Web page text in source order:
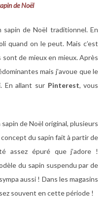
de Noël
de Noël traditionnel. En
quand on le peut. Mais c’est
de mieux en mieux. Après
mais j’avoue que le
En allant sur Pinterest, vous
de Noël original, plusieurs
du sapin fait à partir de
assez épuré que j’adore !
du sapin suspendu par de
aussi ! Dans les magasins
souvent en cette période !